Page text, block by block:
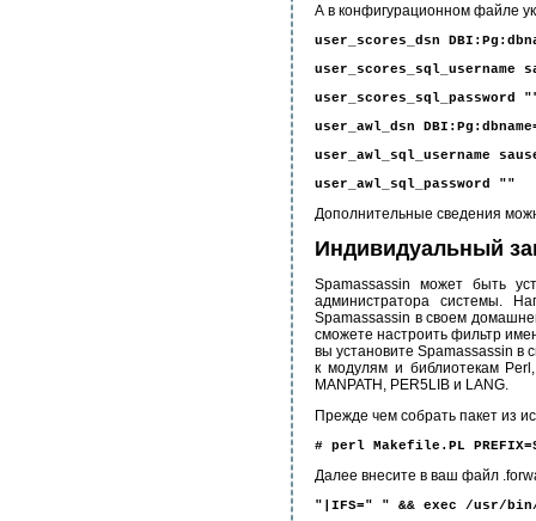
А в конфигурационном файле
user_scores_dsn
user_scores_sql_username
user_scores_sql_password
user_awl_dsn
user_awl_sql_username
user_awl_sql_password ""
Дополнительные сведения
Индивидуальный
Spamassassin может быть
администратора системы.
Spamassassin в своем
сможете настроить фильтр
вы установите Spamassassin в
к модулям и библиотекам
MANPATH, PER5LIB и LANG.
Прежде чем собрать пакет из
# perl Makefile.PL
Далее внесите в ваш файл
"|IFS=" " && exec /usr/